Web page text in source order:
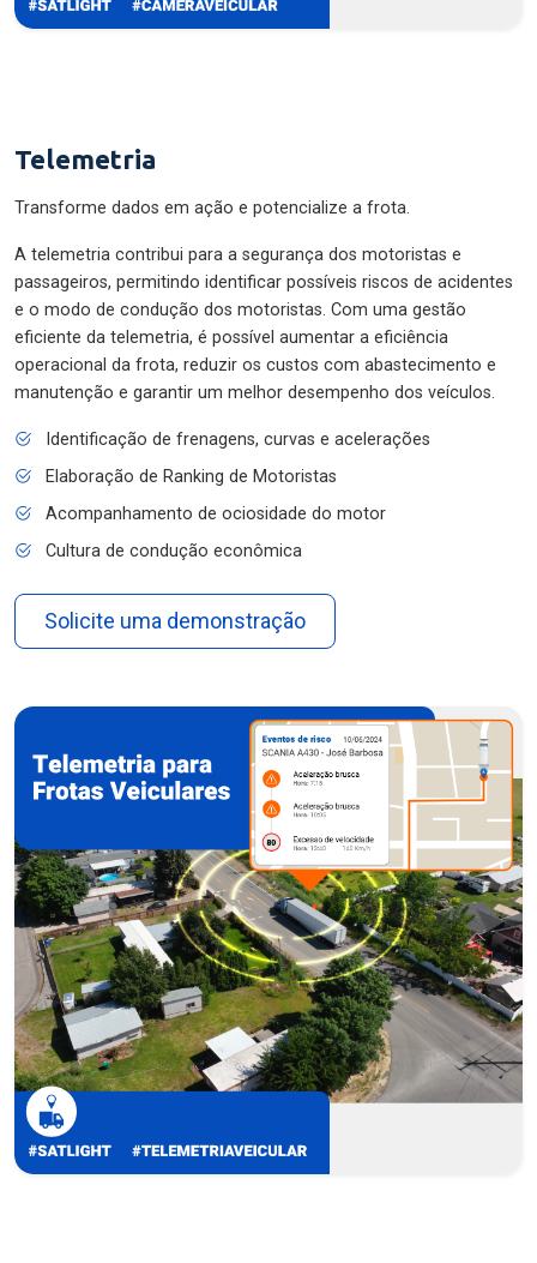
Telemetria
Transforme dados em ação e potencialize a frota.
A telemetria contribui para a segurança dos motoristas e
passageiros, permitindo identificar possíveis riscos de acidentes
e o modo de condução dos motoristas. Com uma gestão
eficiente da telemetria, é possível aumentar a eficiência
operacional da frota, reduzir os custos com abastecimento e
manutenção e garantir um melhor desempenho dos veículos.
Identificação de frenagens, curvas e acelerações
Elaboração de Ranking de Motoristas
Acompanhamento de ociosidade do motor
Cultura de condução econômica
Solicite uma demonstração